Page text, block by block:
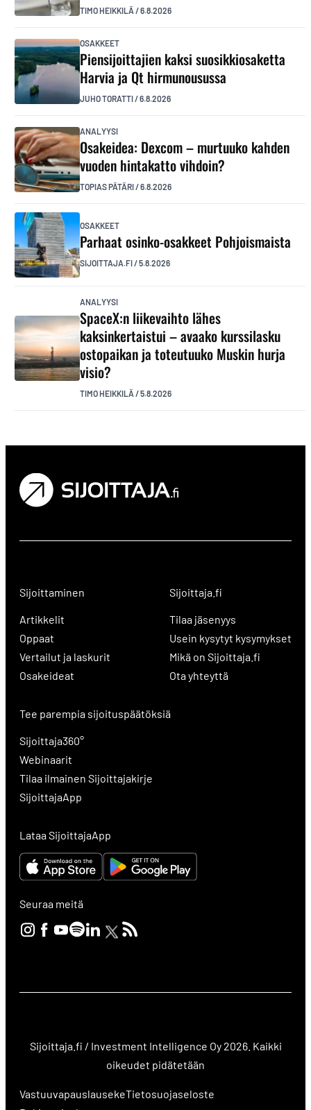
TIMO HEIKKILÄ /6.8.2026
OSAKKEET
Piensijoittajien kaksi suosikkiosaketta
Harvia ja Qt hirmunousussa
JUHO TORATTI/6.8.2026
ANALYYSI
Osakeidea: Dexcom – murtuuko kahden
vuoden hintakatto vihdoin?
TOPIAS PÄTÄRI/6.8.2026
OSAKKEET
Parhaat osinko-osakkeet Pohjoismaista
SIJOITTAJA.FI/5.8.2026
ANALYYSI
SpaceX:n liikevaihto lähes
kaksinkertaistui – avaako kurssilasku
ostopaikan ja toteutuuko Muskin hurja
visio?
TIMO HEIKKILÄ /5.8.2026
Sijoittaminen
Artikkelit
Oppaat
Vertailut ja laskurit
Osakeideat
Sijoittaja.fi
Tilaa jäsenyys
Usein kysytyt kysymykset
Mikä on Sijoittaja.fi
Ota yhteyttä
Tee parempia sijoituspäätöksiä
Sijoittaja360°
Webinaarit
Tilaa ilmainen Sijoittajakirje
SijoittajaApp
Lataa SijoittajaApp
Seuraa meitä
Sijoittaja.fi / Investment Intelligence Oy 2026. Kaikki
oikeudet pidätetään
VastuuvapauslausekeTietosuojaseloste